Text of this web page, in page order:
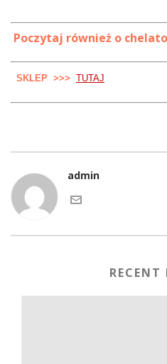
Poczytaj również o
SKLEP >>> TUTAJ
admin
RECENT